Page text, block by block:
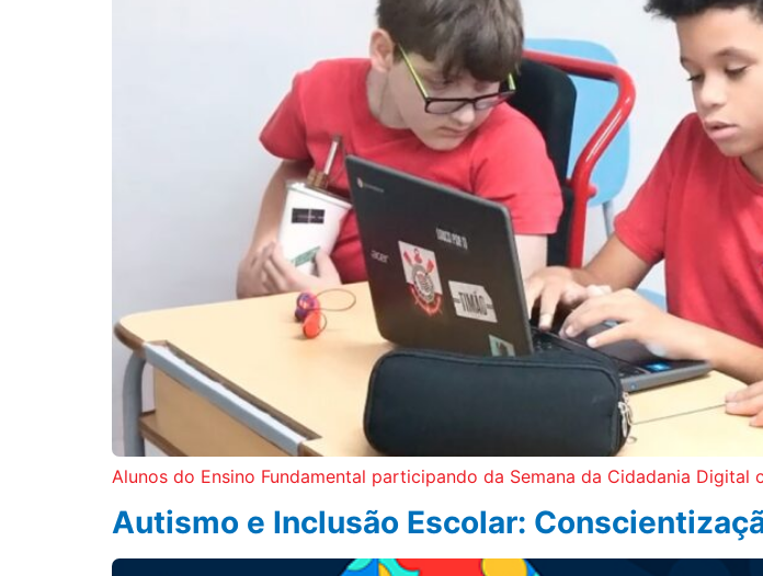
Alunos do Ensino Fundamental participando da Semana da Cidadania
Autismo e Inclusão Escolar: